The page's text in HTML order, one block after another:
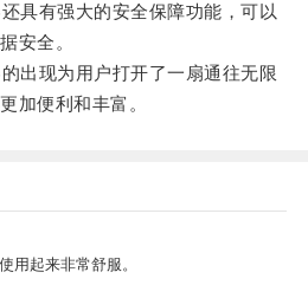
有强大的安全保障功能，可以
安全。
现为用户打开了一扇通往无限
加便利和丰富。
用起来非常舒服。